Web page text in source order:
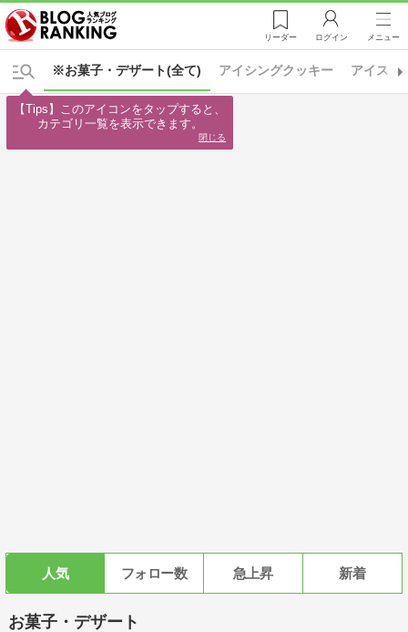
リーダー ログイン メニュー
※お菓子・デザート(全て) アイシングクッキー アイスク
人気 フォロー数 急上昇 新着
お菓子・デザート